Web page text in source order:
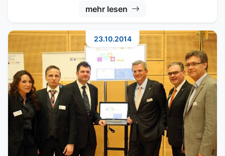
mehr lesen
23.10.2014